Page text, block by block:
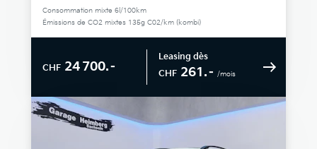
Consommation mixte 6l/100km
Émissions de CO2 mixtes 135g C02/km (kombi)
CHF 24 700.–
Leasing dès
CHF 261.– /mois